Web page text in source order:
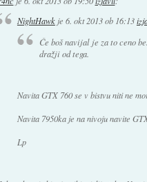
NightHawkje 6. okt 2013 ob 16:13
Če boš navijal je za to ceno
dražji od tega.
Navita GTX 760 se v bistvu niti ne
Navita 7950ka je na nivoju navite
Lp